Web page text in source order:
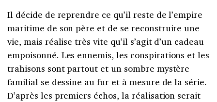
Il décide de reprendre ce qu’il reste de l’empire
maritime de son père et de se reconstruire une
vie, mais réalise très vite qu’il s’agit d’un cadeau
empoisonné. Les ennemis, les conspirations et les
trahisons sont partout et un sombre mystère
familial se dessine au fur et à mesure de la série.
D’après les premiers échos, la réalisation serait